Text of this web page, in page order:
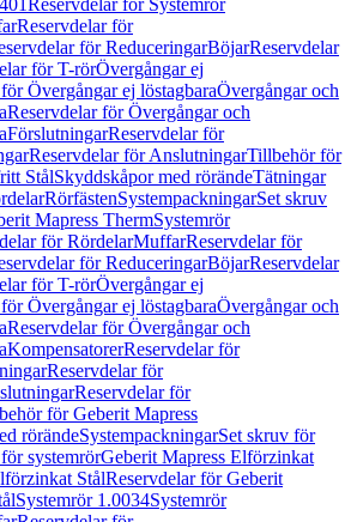
Reservdelar för Systemrör
Reservdelar för
för ReduceringarBöjarReservdelar
för T-rörÖvergångar ej
Övergångar ej löstagbaraÖvergångar och
Reservdelar för Övergångar och
FörslutningarReservdelar för
Reservdelar för AnslutningarTillbehör för
StålSkyddskåpor med rörändeTätningar
RörfästenSystempackningarSet skruv
Mapress ThermSystemrör
för RördelarMuffarReservdelar för
för ReduceringarBöjarReservdelar
för T-rörÖvergångar ej
Övergångar ej löstagbaraÖvergångar och
Reservdelar för Övergångar och
KompensatorerReservdelar för
Reservdelar för
Reservdelar för
för Geberit Mapress
rörändeSystempackningarSet skruv för
systemrörGeberit Mapress Elförzinkat
StålReservdelar för Geberit
Systemrör 1.0034Systemrör